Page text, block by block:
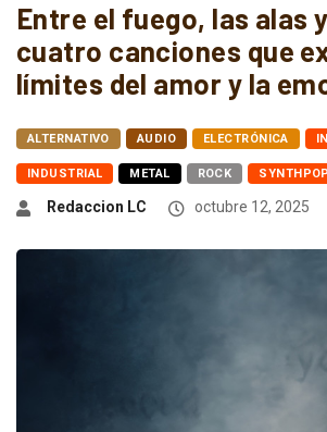
Entre el fuego, las alas
cuatro canciones que
límites del amor y la
ALTERNATIVO AUDIO ELECTRÓNICA
INDUSTRIAL METAL ROCK SYNTHPOP
Redaccion LC octubre 12, 2025